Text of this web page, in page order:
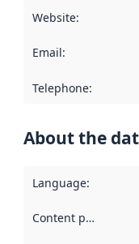
Website:
Email:
Telephone:
About the
Language:
Content providers